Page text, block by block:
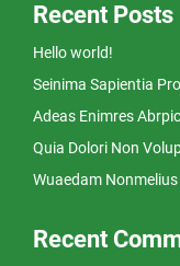
Recent Posts
Hello world!
Seinima Sapientia
Adeas Enimres
Quia Dolori Non
Wuaedam
Recent